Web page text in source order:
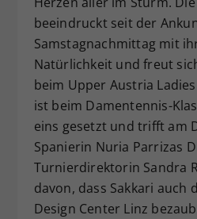
beeindruckt seit der
Samstagnachmittag mit
Natürlichkeit und freut
beim Upper Austria
ist beim Damentennis-
eins gesetzt und trifft am
Spanierin Nuria Parrizas
Turnierdirektorin Sandra
davon, dass Sakkari auch
Design Center Linz
Zweck
Dieser Wert
Einstellungen.
zufällig
historische
vorgenommen
Webseiten-
hat.